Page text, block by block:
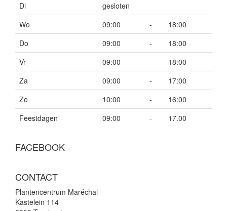
Di
gesloten
Wo
09:00 -
18:00
Do
09:00 -
18:00
Vr
09:00 -
18:00
Za
09:00 -
17:00
Zo
10:00 -
16:00
Feestdagen
09:00 - 17.00
FACEBOOK
CONTACT
Plantencentrum Maréchal
Kastelein 114